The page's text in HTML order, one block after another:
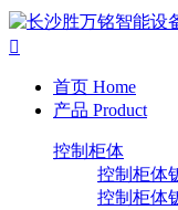
首页 Home
产品 Product
控制柜体
控制柜体
控制柜体